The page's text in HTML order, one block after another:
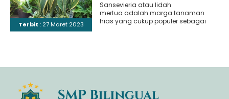
Terbit : 27 Maret 2023
Sansevieria atau lidah
mertua adalah marga tanaman
hias yang cukup populer sebagai